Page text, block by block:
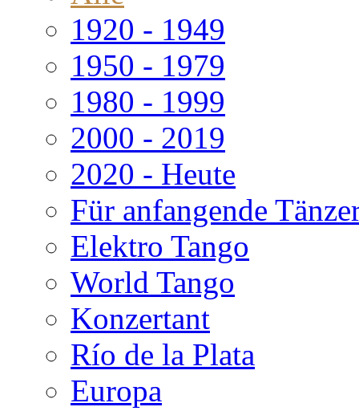
1920 - 1949
1950 - 1979
1980 - 1999
2000 - 2019
2020 - Heute
Für anfangende
Elektro Tango
World Tango
Konzertant
Río de la Plata
Europa